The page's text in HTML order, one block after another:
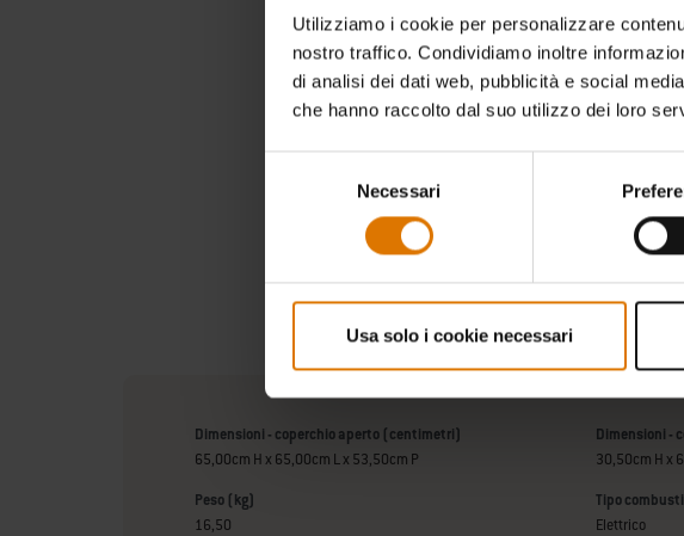
Utilizziamo i cookie per personalizzare
nostro traffico. Condividiamo inoltre
di analisi dei dati web, pubblicità e social
che hanno raccolto dal suo utilizzo dei loro
Necessari
Usa solo i cookie necessari
Dimensioni - coperchio aperto (centimetri)
65,00cm H x 65,00cm L x 53,50cm P
Dimensioni -
30,50cm H x
Peso (kg)
16,50
Tipo
Elettrico